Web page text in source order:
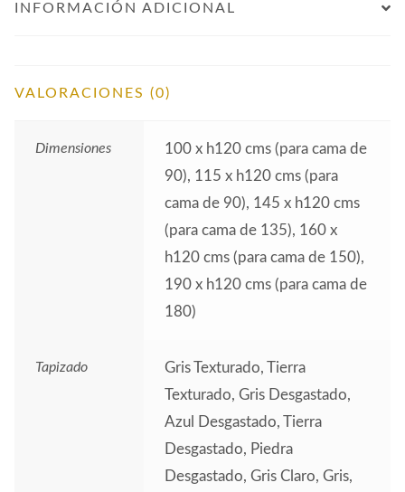
INFORMACIÓN ADICIONAL
VALORACIONES (0)
Dimensiones
100 x h120 cms (para cama de
90), 115 x h120 cms (para
cama de 90), 145 x h120 cms
(para cama de 135), 160 x
h120 cms (para cama de 150),
190 x h120 cms (para cama de
180)
Tapizado
Gris Texturado, Tierra
Texturado, Gris Desgastado,
Azul Desgastado, Tierra
Desgastado, Piedra
Desgastado, Gris Claro, Gris,